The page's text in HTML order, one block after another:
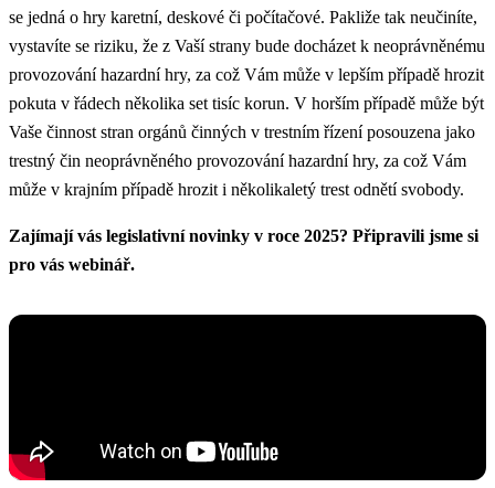
se jedná o hry karetní, deskové či počítačové. Pakliže tak neučiníte,
vystavíte se riziku, že z Vaší strany bude docházet k neoprávněnému
provozování hazardní hry, za což Vám může v lepším případě hrozit
pokuta v řádech několika set tisíc korun. V horším případě může být
Vaše činnost stran orgánů činných v trestním řízení posouzena jako
trestný čin neoprávněného provozování hazardní hry, za což Vám
může v krajním případě hrozit i několikaletý trest odnětí svobody.
Zajímají vás legislativní novinky v roce 2025? Připravili jsme si
pro vás webinář.